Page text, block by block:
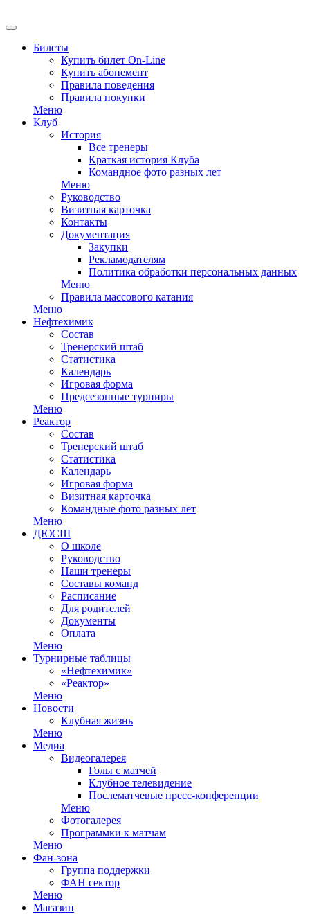
Билеты
Купить билет On-Line
Купить абонемент
Правила поведения
Правила покупки
Меню
Клуб
История
Все тренеры
Краткая история Клуба
Командное фото разных лет
Меню
Руководство
Визитная карточка
Контакты
Документация
Закупки
Рекламодателям
Политика обработки персональных данных
Меню
Правила массового катания
Меню
Нефтехимик
Состав
Тренерский штаб
Статистика
Календарь
Игровая форма
Предсезонные турниры
Меню
Реактор
Состав
Тренерский штаб
Статистика
Календарь
Игровая форма
Визитная карточка
Командные фото разных лет
Меню
ДЮСШ
О школе
Руководство
Наши тренеры
Составы команд
Расписание
Для родителей
Документы
Оплата
Меню
Турнирные таблицы
«Нефтехимик»
«Реактор»
Меню
Новости
Клубная жизнь
Меню
Медиа
Видеогалерея
Голы с матчей
Клубное телевидение
Послематчевые пресс-конференции
Меню
Фотогалерея
Программки к матчам
Меню
Фан-зона
Группа поддержки
ФАН сектор
Меню
Магазин